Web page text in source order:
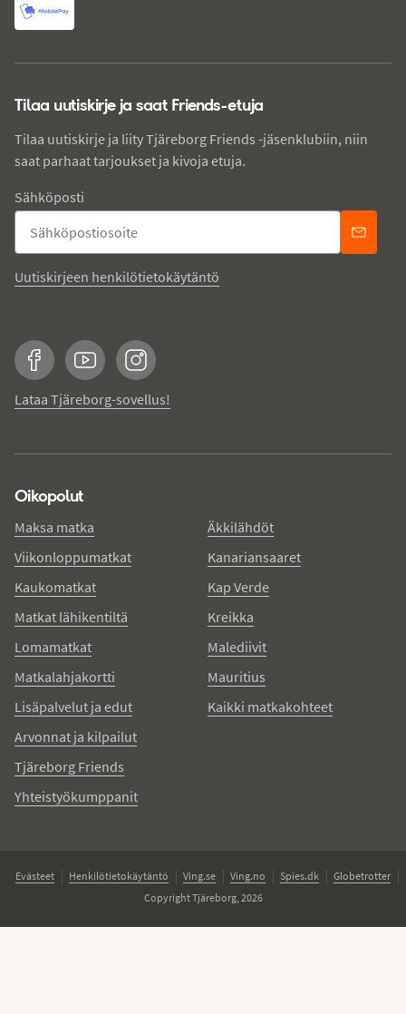
Tilaa uutiskirje ja saat Friends-etuja
Tilaa uutiskirje ja liity Tjäreborg Friends -jäsenklubiin, niin
saat parhaat tarjoukset ja kivoja etuja.
Sähköposti
Uutiskirjeen henkilötietokäytäntö
FacebookYouTubeInstagram
Lataa Tjäreborg-sovellus!
Oikopolut
Maksa matka
Viikonloppumatkat
Kaukomatkat
Matkat lähikentiltä
Lomamatkat
Matkalahjakortti
Lisäpalvelut ja edut
Arvonnat ja kilpailut
Tjäreborg Friends
Yhteistyökumppanit
Äkkilähdöt
Kanariansaaret
Kap Verde
Kreikka
Malediivit
Mauritius
Kaikki matkakohteet
Evästeet Henkilötietokäytäntö Ving.se Ving.no Spies.dk
Globetrotter
Copyright Tjäreborg, 2026